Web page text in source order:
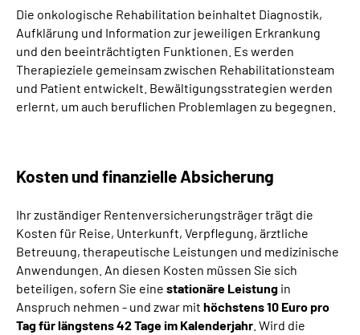
Die onkologische Rehabilitation beinhaltet Diagnostik,
Aufklärung und Information zur jeweiligen Erkrankung
und den beeinträchtigten Funktionen. Es werden
Therapieziele gemeinsam zwischen Rehabilitationsteam
und Patient entwickelt. Bewältigungsstrategien werden
erlernt, um auch beruflichen Problemlagen zu begegnen.
Kosten und finanzielle Absicherung
Ihr zuständiger Rentenversicherungsträger trägt die
Kosten für Reise, Unterkunft, Verpflegung, ärztliche
Betreuung, therapeutische Leistungen und medizinische
Anwendungen. An diesen Kosten müssen Sie sich
beteiligen, sofern Sie eine stationäre Leistung in
Anspruch nehmen - und zwar mit höchstens 10 Euro pro
Tag für längstens 42 Tage im Kalenderjahr . Wird die